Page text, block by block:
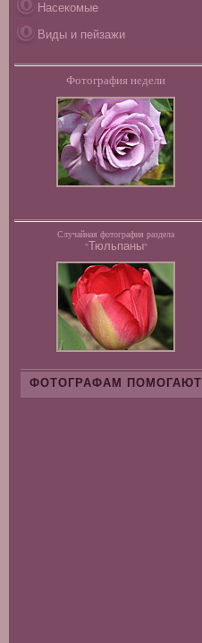
Насекомые
Виды и пейзажи
Фотография недели
Случайная фотография раздела
"Тюльпаны"
ФОТОГРАФАМ ПОМОГАЮТ